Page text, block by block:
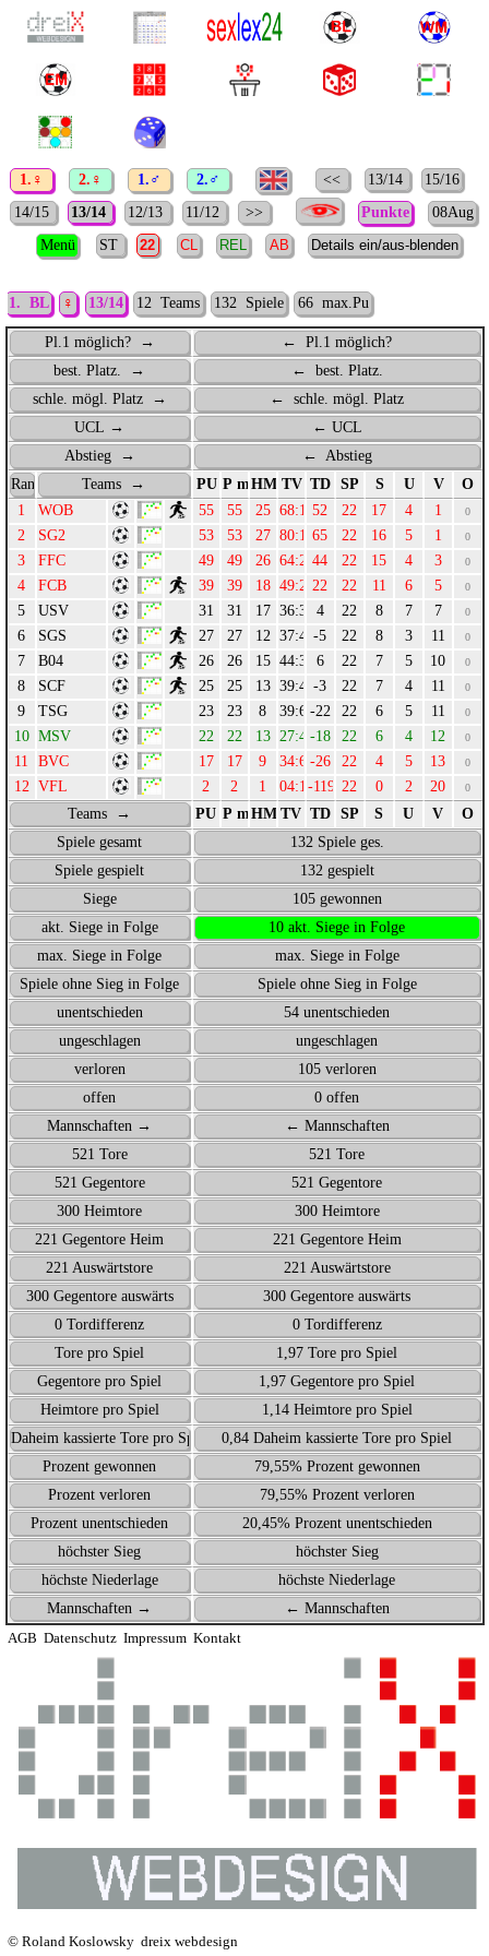
1.♀ 2.♀ 1.♂ 2.♂ << 13/14
15/16
14/15
13/14 12/13 11/12 >> Punkte
08Aug
Menü
ST
1. BL ♀ 13/14 12 Teams 132 Spiele 66 max.Pu
Pl.1 möglich? →
← Pl.1 möglich?
best. Platz. →
← best. Platz.
schle. mögl. Platz →
← schle. mögl. Platz
UCL →
← UCL
Abstieg →
← Abstieg
Rang
Teams → PU P max.
HM TV TD SP S U V
O
WOB
55 55 25 68:1652 22 17 4 1 0
SG2 53 53 27 80:1565 22 16 5 1 0
FFC 49 49 26 64:2044 22 15 4 3 0
FCB 39 39 18 49:2722 22 11 6 5 0
USV 31 31 17 36:32 4 22 8 7 7 0
SGS 27 27 12 37:42-5 22 8 3 11 0
B04 26 26 15 44:38 6 22 7 5 10 0
SCF 25 25 13 39:42-3 22 7 4 11 0
TSG 23 23 8 39:61-22 22 6 5 11 0
MSV 22 22 13 27:45-18 22 6 4 12 0
BVC 17 17 9 34:60-26 22 4 5 13 0
VFL 2 2 1 04:123-119 22 0 2 20 0
Teams → PU P max.
HM TV TD SP S U V
O
Spiele gesamt
132 Spiele ges.
Spiele gespielt
132 gespielt
Siege
105 gewonnen
akt. Siege in Folge
10 akt. Siege in Folge
max. Siege in Folge
max. Siege in Folge
Spiele ohne Sieg in Folge
Spiele ohne Sieg in Folge
unentschieden
54 unentschieden
ungeschlagen
ungeschlagen
verloren
105 verloren
offen
0 offen
Mannschaften →
← Mannschaften
521 Tore
521 Tore
521 Gegentore
521 Gegentore
300 Heimtore
300 Heimtore
221 Gegentore Heim
221 Gegentore Heim
221 Auswärtstore
221 Auswärtstore
300 Gegentore auswärts
300 Gegentore auswärts
0 Tordifferenz
0 Tordifferenz
Tore pro Spiel
1,97 Tore pro Spiel
Gegentore pro Spiel
1,97 Gegentore pro Spiel
Heimtore pro Spiel
1,14 Heimtore pro Spiel
Daheim kassierte Tore pro Spiel
0,84 Daheim kassierte Tore pro Spiel
Prozent gewonnen
79,55% Prozent gewonnen
Prozent verloren
79,55% Prozent verloren
Prozent unentschieden
20,45% Prozent unentschieden
höchster Sieg
höchster Sieg
höchste Niederlage
höchste Niederlage
Mannschaften →
← Mannschaften
AGB Datenschutz Impressum Kontakt
© Roland Koslowsky dreix webdesign